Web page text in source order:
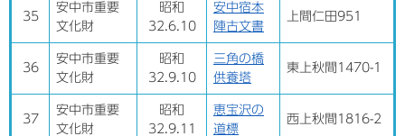
35
安中市重要
文化財
昭和
32.6.10
安中宿本
陣古文書
上間仁田951
36
安中市重要
文化財
昭和
32.9.10
三角の橋
供養塔
東上秋間1470-1
37
安中市重要
文化財
昭和
32.9.11
恵宝沢の
道標
西上秋間1816-2